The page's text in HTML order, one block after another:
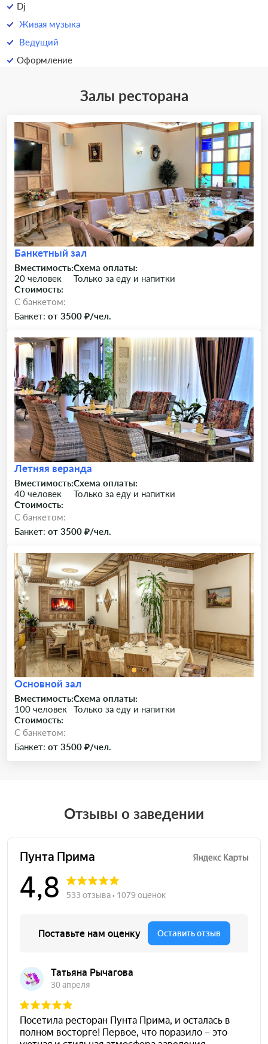
Dj
Живая музыка
Ведущий
Оформление
Залы ресторана
Банкетный зал
Вместимость:
20 человек
Схема оплаты:
Только за еду и напитки
Стоимость:
C банкетом:
Банкет: от 3500 ₽/чел.
Летняя веранда
Вместимость:
40 человек
Схема оплаты:
Только за еду и напитки
Стоимость:
C банкетом:
Банкет: от 3500 ₽/чел.
Основной зал
Вместимость:
100 человек
Схема оплаты:
Только за еду и напитки
Стоимость:
C банкетом:
Банкет: от 3500 ₽/чел.
Отзывы о заведении